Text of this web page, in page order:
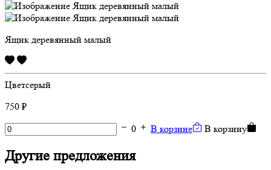
Ящик деревянный малый
Цветсерый
750 ₽
0
В корзине В корзину
Другие предложения